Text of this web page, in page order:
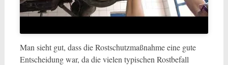
Man sieht gut, dass die Rostschutzmaßnahme eine gute
Entscheidung war, da die vielen typischen Rostbefall